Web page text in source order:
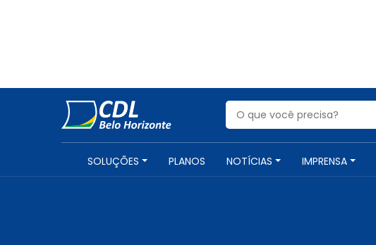
SOLUÇÕES PLANOS NOTÍCIAS IMPRENSA